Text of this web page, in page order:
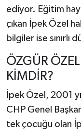
ediyor. Eğitim
çıkan İpek Özel
bilgiler ise sınırlı
ÖZGÜR
KİMDİR?
İpek Özel, 2001
CHP Genel
tek çocuğu olan